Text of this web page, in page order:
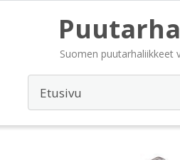
Suomen puutarhaliikkeet